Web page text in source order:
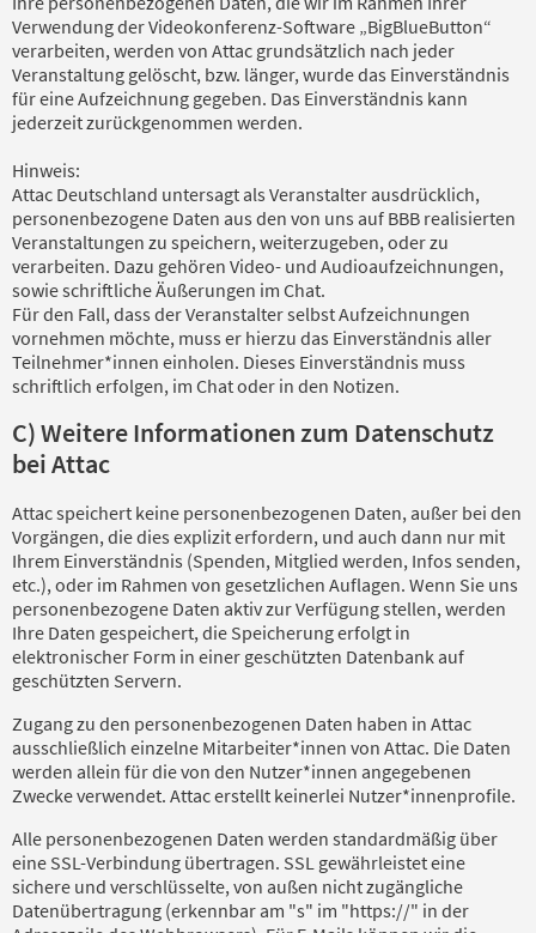
Verwendung der Videokonferenz-Software „BigBlueButton“
verarbeiten, werden von Attac grundsätzlich nach jeder
Veranstaltung gelöscht, bzw. länger, wurde das Einverständnis
für eine Aufzeichnung gegeben. Das Einverständnis kann
jederzeit zurückgenommen werden.
Hinweis:
Attac Deutschland untersagt als Veranstalter ausdrücklich,
personenbezogene Daten aus den von uns auf BBB realisierten
Veranstaltungen zu speichern, weiterzugeben, oder zu
verarbeiten. Dazu gehören Video- und Audioaufzeichnungen,
sowie schriftliche Äußerungen im Chat.
Für den Fall, dass der Veranstalter selbst Aufzeichnungen
vornehmen möchte, muss er hierzu das Einverständnis aller
Teilnehmer*innen einholen. Dieses Einverständnis muss
schriftlich erfolgen, im Chat oder in den Notizen.
C) Weitere Informationen zum Datenschutz
bei Attac
Attac speichert keine personenbezogenen Daten, außer bei den
Vorgängen, die dies explizit erfordern, und auch dann nur mit
Ihrem Einverständnis (Spenden, Mitglied werden, Infos senden,
etc.), oder im Rahmen von gesetzlichen Auflagen. Wenn Sie uns
personenbezogene Daten aktiv zur Verfügung stellen, werden
Ihre Daten gespeichert, die Speicherung erfolgt in
elektronischer Form in einer geschützten Datenbank auf
geschützten Servern.
Zugang zu den personenbezogenen Daten haben in Attac
ausschließlich einzelne Mitarbeiter*innen von Attac. Die Daten
werden allein für die von den Nutzer*innen angegebenen
Zwecke verwendet. Attac erstellt keinerlei Nutzer*innenprofile.
Alle personenbezogenen Daten werden standardmäßig über
eine SSL-Verbindung übertragen. SSL gewährleistet eine
sichere und verschlüsselte, von außen nicht zugängliche
Datenübertragung (erkennbar am "s" im "https://" in der